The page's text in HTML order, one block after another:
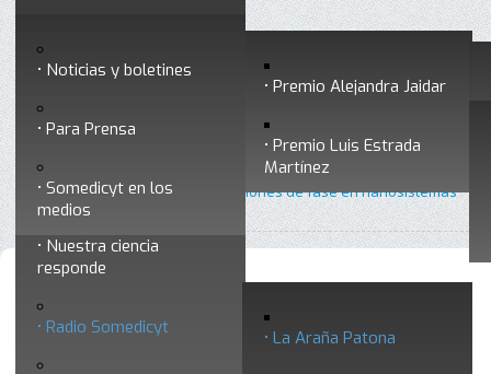
Premios a divulgadores Premio Alejandra Jaidar
Premio Luis Estrada
Martínez
Ciencia y Tecnología
Nuestra ciencia
responde
Radio Somedicyt La Araña Patona
Noticias y boletines
Para Prensa
Somedicyt en los
medios
Contacto
Radio Somedicyt •
La Araña Patona
La araña patona 255 - Transiciones de fase en nanosistemas
La araña patona 255 - Transiciones de
fase en nanosistemas